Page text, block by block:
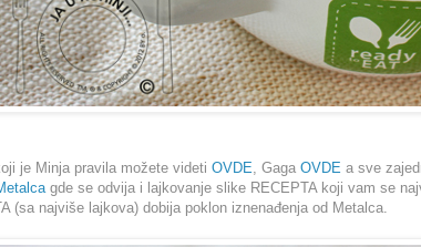
je Minja pravila možete videti OVDE, Gaga OVDE a sve
gde se odvija i lajkovanje slike RECEPTA koji vam se
(sa najviše lajkova) dobija poklon iznenađenja od Metalca.